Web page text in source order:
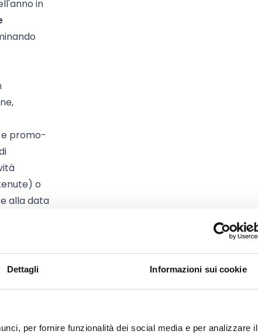
Dettagli Informazioni sui cookie
per fornire funzionalità dei social media e per analizzare il
in
e promo-
o
alla data